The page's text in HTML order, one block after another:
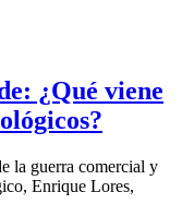
¿Qué viene
la guerra comercial y
Enrique Lores,